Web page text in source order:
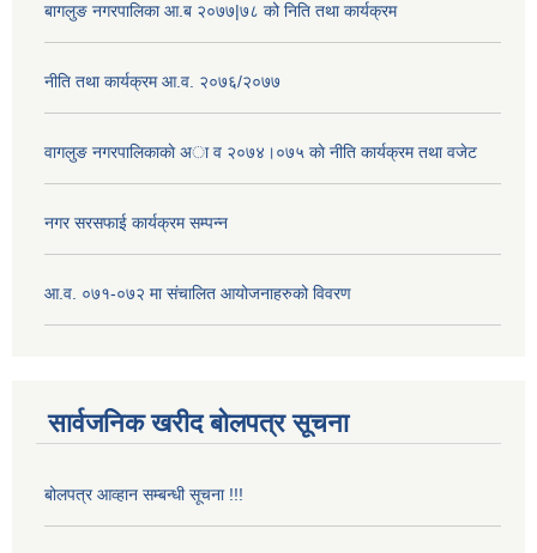
बागलुङ नगरपालिका आ.ब २०७७|७८ को निति तथा कार्यक्रम
नीति तथा कार्यक्रम आ.व. २०७६/२०७७
वागलुङ नगरपालिकाकाे अा‍ व २०७४।०७५ काे नीति कार्यक्रम तथा वजेट
नगर सरसफाई कार्यक्रम सम्पन्न
आ.व. ०७१-०७२ मा संचालित आयोजनाहरुको विवरण
सार्वजनिक खरीद बोलपत्र सूचना
बोलपत्र आव्हान सम्बन्धी सूचना !!!